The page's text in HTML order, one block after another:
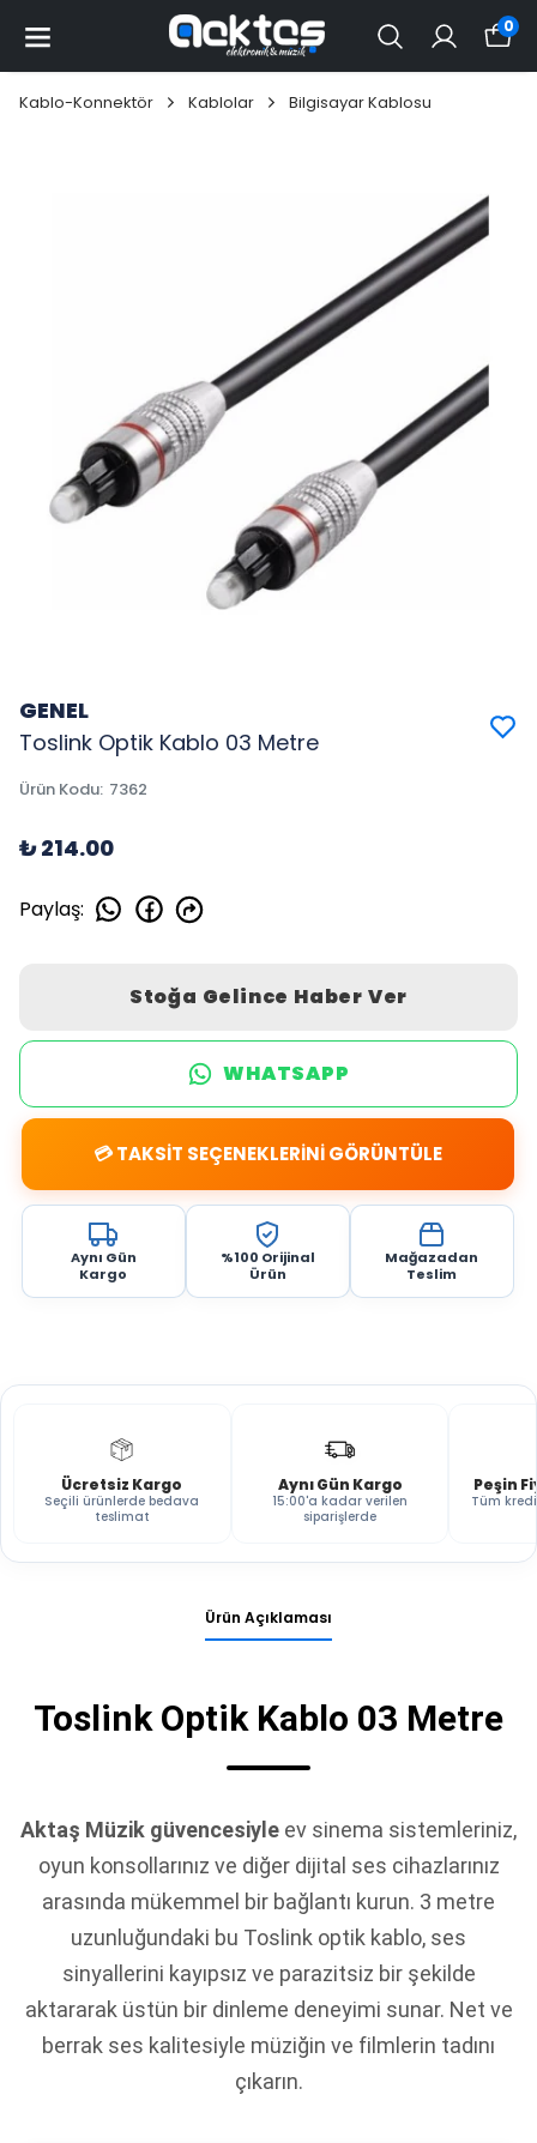
0
Kablo-Konnektör Kablolar Bilgisayar Kablosu
GENEL
Toslink Optik Kablo 03 Metre
Ürün Kodu: 7362
₺ 214.00
Paylaş:
Stoğa Gelince Haber Ver
WHATSAPP
💳 TAKSİT SEÇENEKLERİNİ GÖRÜNTÜLE
Aynı Gün
Kargo
%100 Orijinal
Ürün
Mağazadan
Teslim
Ücretsiz Kargo
Seçili ürünlerde bedava
teslimat
Aynı Gün Kargo
15:00'a kadar verilen
siparişlerde
Peşin
Tüm
Ürün Açıklaması
Toslink Optik Kablo 03 Metre
Aktaş Müzik güvencesiyle ev sinema sistemleriniz,
oyun konsollarınız ve diğer dijital ses cihazlarınız
arasında mükemmel bir bağlantı kurun. 3 metre
uzunluğundaki bu Toslink optik kablo, ses
sinyallerini kayıpsız ve parazitsiz bir şekilde
aktararak üstün bir dinleme deneyimi sunar. Net ve
berrak ses kalitesiyle müziğin ve filmlerin tadını
çıkarın.